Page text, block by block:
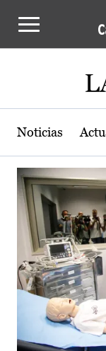
Actualidad
Noticias